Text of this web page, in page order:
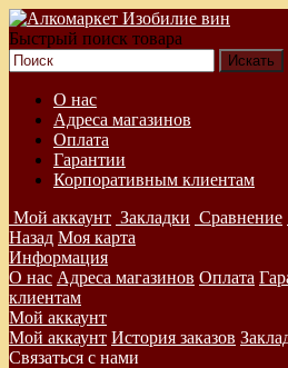
Быстрый поиск товара
О нас
Адреса магазинов
Оплата
Гарантии
Корпоративным клиентам
Мой аккаунт Закладки Сравнение
Назад Моя карта
Информация
О нас Адреса магазинов Оплата
клиентам
Мой аккаунт
Мой аккаунт История заказов
Связаться с нами